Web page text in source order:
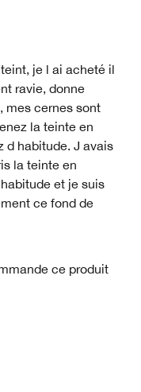
je l ai acheté il
ravie, donne
mes cernes sont
la teinte en
d habitude. J avais
la teinte en
et je suis
ce fond de
ce produit